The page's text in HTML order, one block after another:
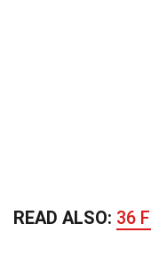
READ ALSO: 36